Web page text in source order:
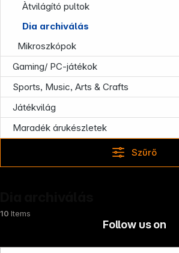
Àtvilágító pultok
Dia archiválás
Mikroszkópok
Gaming/ PC-játékok
Sports, Music, Arts & Crafts
Játékvilág
Maradék árukészletek
Szűrő
10 Items
News
Follow us on